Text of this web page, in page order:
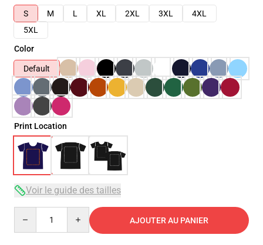
S
M L XL 2XL 3XL
4XL
5XL
Color
Default
Print Location
Voir le guide des tailles
AJOUTER AU PANIER